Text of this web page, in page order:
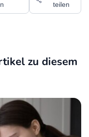
teilen
zu diesem